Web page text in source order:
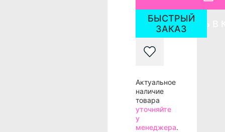
ДОБАВИТЬ В
БЫСТРЫЙ
ЗАКАЗ
Актуальное
наличие
товара
уточняйте
у
менеджера.